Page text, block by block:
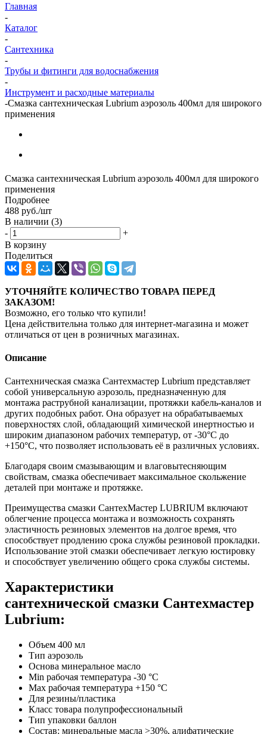
Главная
-
Каталог
-
Сантехника
-
Трубы и фитинги для водоснабжения
-
Инструмент и расходные материалы
-Смазка сантехническая Lubrium аэрозоль 400мл для широкого
применения
Смазка сантехническая Lubrium аэрозоль 400мл для широкого
применения
Подробнее
488 руб./шт
В наличии (3)
-
+
В корзину
Поделиться
УТОЧНЯЙТЕ КОЛИЧЕСТВО ТОВАРА ПЕРЕД
ЗАКАЗОМ!
Возможно, его только что купили!
Цена действительна только для интернет-магазина и может
отличаться от цен в розничных магазинах.
Описание
Сантехническая смазка Сантехмастер Lubrium представляет
собой универсальную аэрозоль, предназначенную для
монтажа раструбной канализации, протяжки кабель-каналов и
других подобных работ. Она образует на обрабатываемых
поверхностях слой, обладающий химической инертностью и
широким диапазоном рабочих температур, от -30°C до
+150°C, что позволяет использовать её в различных условиях.
Благодаря своим смазывающим и влаговытесняющим
свойствам, смазка обеспечивает максимальное скольжение
деталей при монтаже и протяжке.
Преимущества смазки СантехМастер LUBRIUM включают
облегчение процесса монтажа и возможность сохранять
эластичность резиновых элементов на долгое время, что
способствует продлению срока службы резиновой прокладки.
Использование этой смазки обеспечивает легкую юстировку
и способствует увеличению общего срока службы системы.
Характеристики
сантехнической смазки Сантехмастер
Lubrium:
Объем 400 мл
Тип аэрозоль
Основа минеральное масло
Min рабочая температура -30 °С
Max рабочая температура +150 °С
Для резины/пластика
Класс товара полупрофессиональный
Тип упаковки баллон
Состав: минеральные масла >30%, алифатические